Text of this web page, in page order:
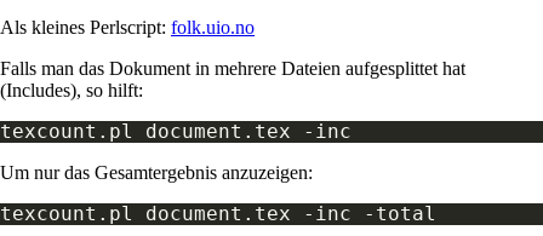
Als kleines Perlscript: folk.uio.no
Falls man das Dokument in mehrere Dateien aufgesplittet hat
(Includes), so hilft:
Um nur das Gesamtergebnis anzuzeigen: